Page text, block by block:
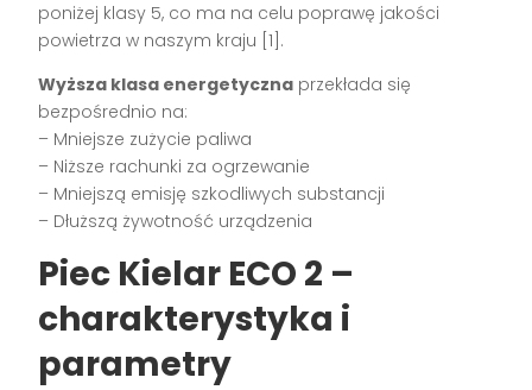
poniżej klasy 5, co ma na celu poprawę jakości
powietrza w naszym kraju [1].
Wyższa klasa energetyczna przekłada się
bezpośrednio na:
– Mniejsze zużycie paliwa
– Niższe rachunki za ogrzewanie
– Mniejszą emisję szkodliwych substancji
– Dłuższą żywotność urządzenia
Piec Kielar ECO 2 –
charakterystyka i
parametry